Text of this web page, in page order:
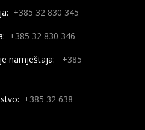
+385 32 830 345
+385 32 830 346
namještaja:
+385
+385 32 638